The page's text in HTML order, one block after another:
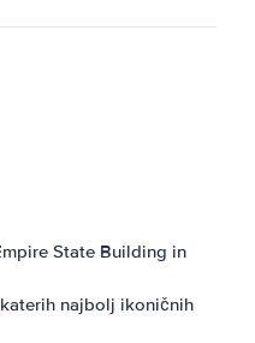
State Building in
najbolj ikoničnih